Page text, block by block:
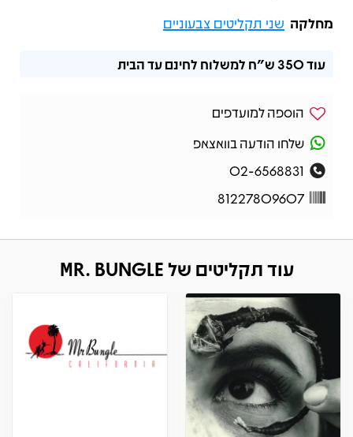
מחלקה שני תקליטים צבעוניים
עוד350 ש"ח למשלוח לחינם עד הבית
הוספה למועדפים
שלחו הודעה בוואצאפ
02-6568831
81227809607
עוד תקליטים של MR. BUNGLE